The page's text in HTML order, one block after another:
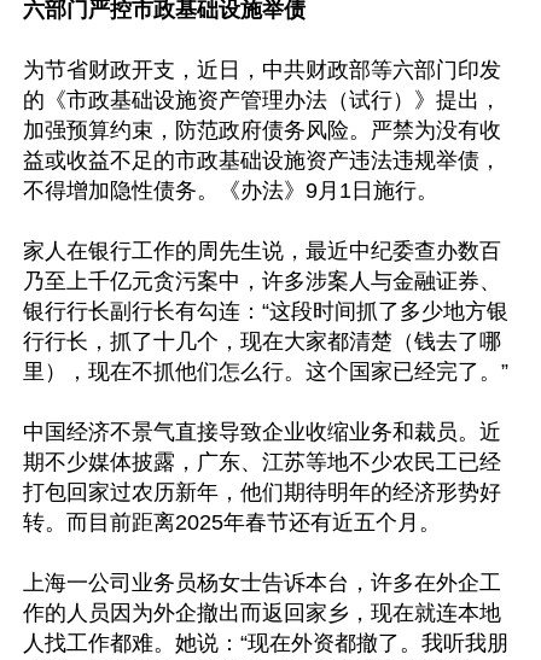
六部门严控市政基础设施举债
为节省财政开支，近日，中共财政部等六部门印发
的《市政基础设施资产管理办法（试行）》提出，
加强预算约束，防范政府债务风险。严禁为没有收
益或收益不足的市政基础设施资产违法违规举债，
不得增加隐性债务。《办法》9月1日施行。
家人在银行工作的周先生说，最近中纪委查办数百
乃至上千亿元贪污案中，许多涉案人与金融证券、
银行行长副行长有勾连：“这段时间抓了多少地方银
行行长，抓了十几个，现在大家都清楚（钱去了哪
里），现在不抓他们怎么行。这个国家已经完了。”
中国经济不景气直接导致企业收缩业务和裁员。近
期不少媒体披露，广东、江苏等地不少农民工已经
打包回家过农历新年，他们期待明年的经济形势好
转。而目前距离2025年春节还有近五个月。
上海一公司业务员杨女士告诉本台，许多在外企工
作的人员因为外企撤出而返回家乡，现在就连本地
人找工作都难。她说：“现在外资都撤了。我听我朋